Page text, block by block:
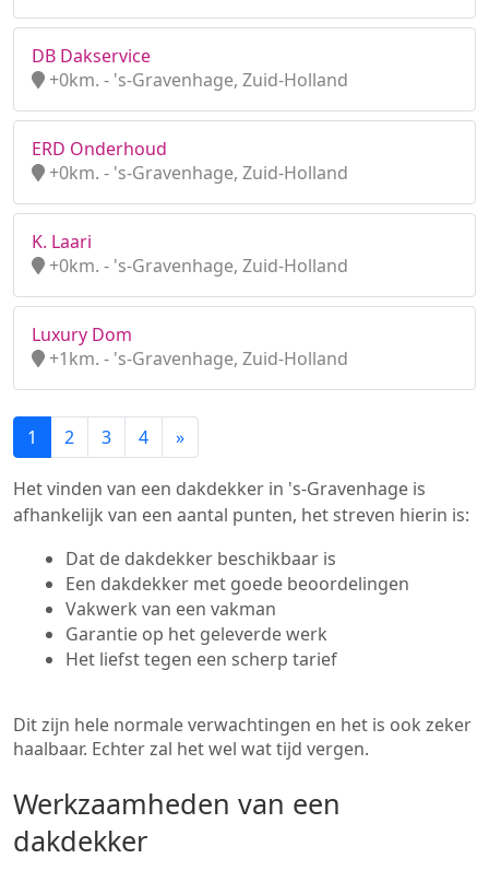
DB Dakservice
+0km. - 's-Gravenhage, Zuid-Holland
ERD Onderhoud
+0km. - 's-Gravenhage, Zuid-Holland
K. Laari
+0km. - 's-Gravenhage, Zuid-Holland
Luxury Dom
+1km. - 's-Gravenhage, Zuid-Holland
1 2 3 4 »
Het vinden van een dakdekker in 's-Gravenhage is
afhankelijk van een aantal punten, het streven hierin is:
Dat de dakdekker beschikbaar is
Een dakdekker met goede beoordelingen
Vakwerk van een vakman
Garantie op het geleverde werk
Het liefst tegen een scherp tarief
Dit zijn hele normale verwachtingen en het is ook zeker
haalbaar. Echter zal het wel wat tijd vergen.
Werkzaamheden van een
dakdekker